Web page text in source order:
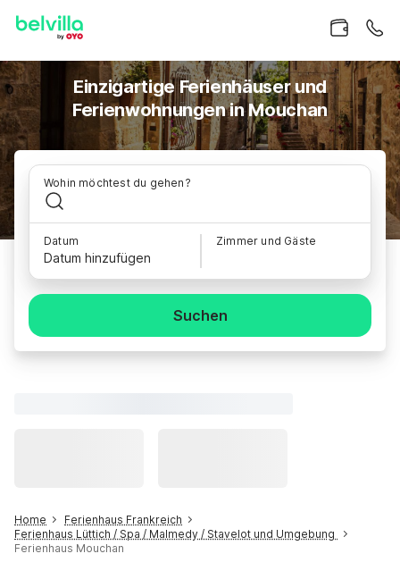
Einzigartige Ferienhäuser und
Ferienwohnungen in Mouchan
Wohin möchtest du gehen?
Datum
Datum hinzufügen
Zimmer und Gäste
Suchen
Home
Ferienhaus Frankreich
Ferienhaus Lüttich / Spa / Malmedy / Stavelot und Umgebung
Ferienhaus Mouchan